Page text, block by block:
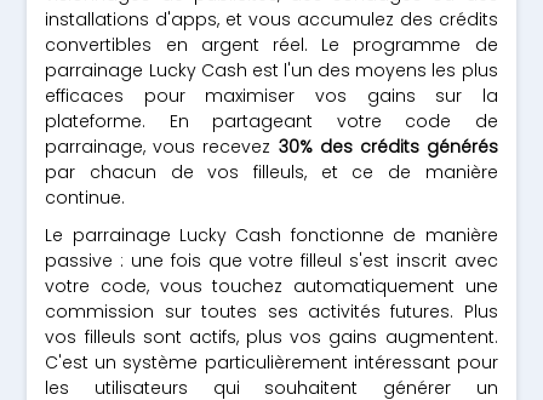
installations d'apps, et vous accumulez des crédits
convertibles en argent réel. Le programme de
parrainage Lucky Cash est l'un des moyens les plus
efficaces pour maximiser vos gains sur la
plateforme. En partageant votre code de
parrainage, vous recevez 30% des crédits générés
par chacun de vos filleuls, et ce de manière
continue.
Le parrainage Lucky Cash fonctionne de manière
passive : une fois que votre filleul s'est inscrit avec
votre code, vous touchez automatiquement une
commission sur toutes ses activités futures. Plus
vos filleuls sont actifs, plus vos gains augmentent.
C'est un système particulièrement intéressant pour
les utilisateurs qui souhaitent générer un